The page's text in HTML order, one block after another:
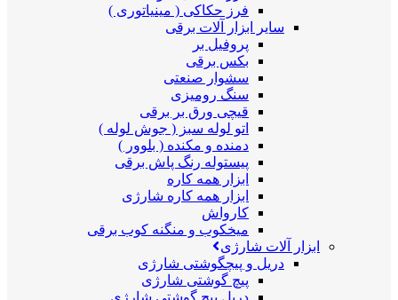
فرز حکاکی ( مینیاتوری )
سایر ابزار آلات برقی
پروفیل بر
بکس برقی
سشوار صنعتی
سنگ رومیزی
قیچی ورق بر برقی
اتو لوله سبز ( جوش لوله )
دمنده و مکنده ( بلوور )
پیستوله رنگ پاش برقی
ابزار همه کاره
ابزار همه کاره شارژی
کارواش
میخکوب و منگنه کوب برقی
ابزار آلات شارژی
دریل و پیچگوشتی شارژی
پیچ گوشتی شارژی